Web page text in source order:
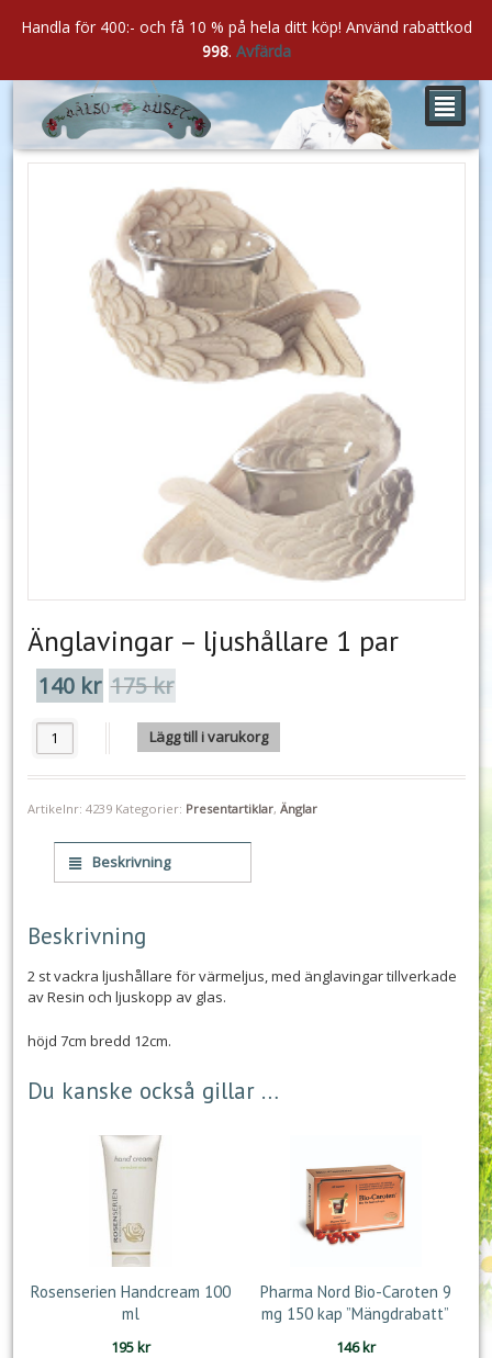
²
Änglavingar – ljushållare 1 par
175krDet
ursprungliga
priset
var:
140 kr
Det
nuvarande
priset
är:
Änglavingar - ljushållare 1 par mängd
Lägg till i varukorg
Artikelnr: 4239 Kategorier: Presentartiklar, Änglar
Beskrivning
Beskrivning
2 st vackra ljushållare för värmeljus, med änglavingar tillverkade
av Resin och ljuskopp av glas.
höjd 7cm bredd 12cm.
Du kanske också gillar …
Rosenserien Handcream 100
ml
195kr
Pharma Nord Bio-Caroten 9
mg 150 kap ”Mängdrabatt”
146kr
Handla för 400:- och få 10 % på hela ditt köp! Använd rabattkod
998. Avfärda